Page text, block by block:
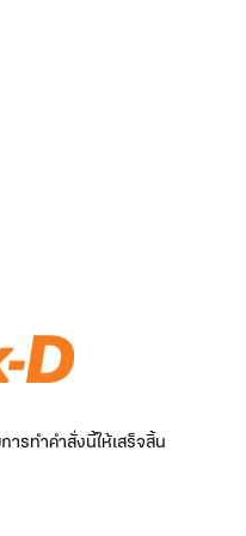
รทำคำสั่งนี้ให้เสร็จสิ้น